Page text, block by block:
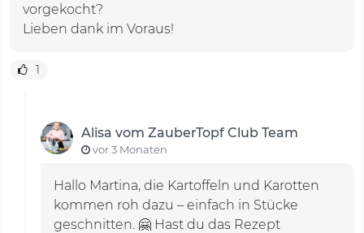
vorgekocht?
Lieben dank im Voraus!
1
Alisa vom ZauberTopf Club Team
vor 3 Monaten
Hallo Martina, die Kartoffeln und Karotten
kommen roh dazu – einfach in Stücke
geschnitten. 🤗 Hast du das Rezept